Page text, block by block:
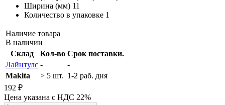
Ширина (мм) 11
Количество в упаковке 1
Наличие товара
В наличии
Склад
Кол-во Срок поставки.
Лайнтулс -
-
Makita
> 5 шт. 1-2 раб. дня
192 ₽
Цена указана с НДС 22%